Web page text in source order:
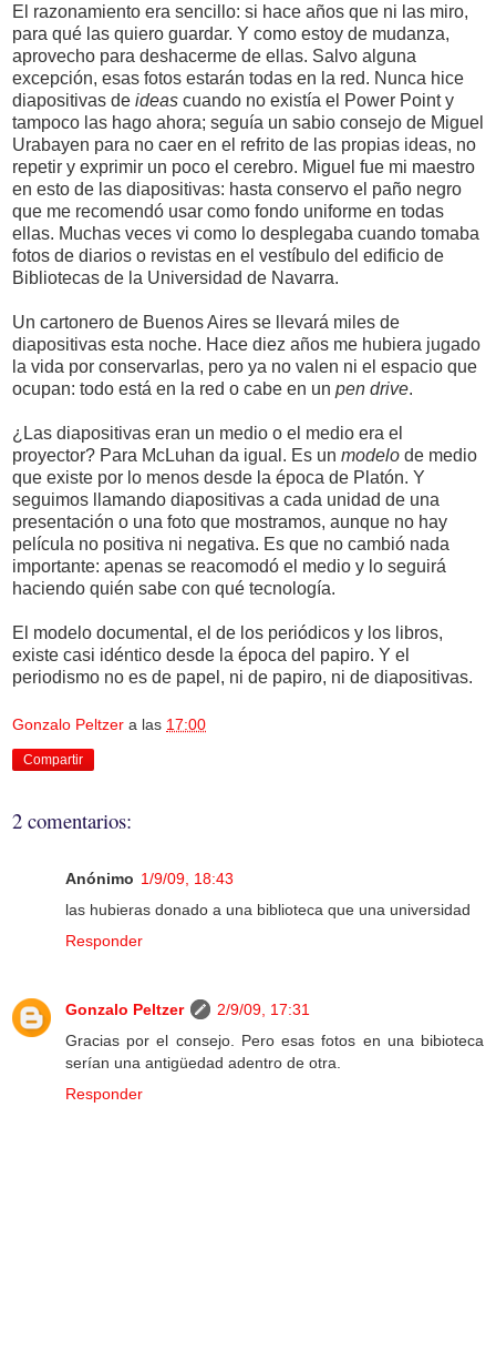
El razonamiento era sencillo: si hace años que ni las miro,
para qué las quiero guardar. Y como estoy de mudanza,
aprovecho para deshacerme de ellas. Salvo alguna
excepción, esas fotos estarán todas en la red. Nunca hice
diapositivas de ideas cuando no existía el Power Point y
tampoco las hago ahora; seguía un sabio consejo de Miguel
Urabayen para no caer en el refrito de las propias ideas, no
repetir y exprimir un poco el cerebro. Miguel fue mi maestro
en esto de las diapositivas: hasta conservo el paño negro
que me recomendó usar como fondo uniforme en todas
ellas. Muchas veces vi como lo desplegaba cuando tomaba
fotos de diarios o revistas en el vestíbulo del edificio de
Bibliotecas de la Universidad de Navarra.
Un cartonero de Buenos Aires se llevará miles de
diapositivas esta noche. Hace diez años me hubiera jugado
la vida por conservarlas, pero ya no valen ni el espacio que
ocupan: todo está en la red o cabe en un pen drive.
¿Las diapositivas eran un medio o el medio era el
proyector? Para McLuhan da igual. Es un modelo de medio
que existe por lo menos desde la época de Platón. Y
seguimos llamando diapositivas a cada unidad de una
presentación o una foto que mostramos, aunque no hay
película no positiva ni negativa. Es que no cambió nada
importante: apenas se reacomodó el medio y lo seguirá
haciendo quién sabe con qué tecnología.
El modelo documental, el de los periódicos y los libros,
existe casi idéntico desde la época del papiro. Y el
periodismo no es de papel, ni de papiro, ni de diapositivas.
Gonzalo Peltzer a las 17:00
Compartir
2 comentarios:
Anónimo 1/9/09, 18:43
las hubieras donado a una biblioteca que una universidad
Responder
Gonzalo Peltzer
2/9/09, 17:31
Gracias por el consejo. Pero esas fotos en una bibioteca
serían una antigüedad adentro de otra.
Responder